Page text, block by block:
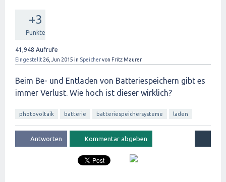
+3
Punkte
41,948 Aufrufe
Eingestellt 26, Jun 2015 in Speichervon Fritz Maurer
Beim Be- und Entladen von Batteriespeichern gibt es
immer Verlust. Wie hoch ist dieser wirklich?
photovoltaik batterie batteriespeichersysteme laden